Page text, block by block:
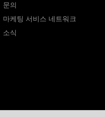
문의
마케팅 서비스 네트워크
소식